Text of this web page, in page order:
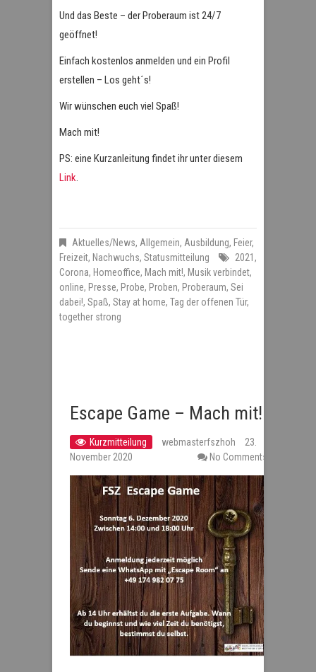
Und das Beste – der Proberaum ist 24/7
geöffnet!
Einfach kostenlos anmelden und ein Profil
erstellen – Los geht´s!
Wir wünschen euch viel Spaß!
Mach mit!
PS: eine Kurzanleitung findet ihr unter diesem
Link.
Aktuelles/News, Allgemein, Ausbildung, Feier,
Freizeit, Nachwuchs, Statusmitteilung 2021 ,
Corona, Homeoffice, Mach mit!, Musik verbindet,
online, Presse, Probe, Proben, Proberaum, Sei
dabei!, Spaß, Stay at home, Tag der offenen Tür,
together strong
Escape Game – Mach mit!
Kurzmitteilung webmasterfszhoh
23.
November 2020
No Comments